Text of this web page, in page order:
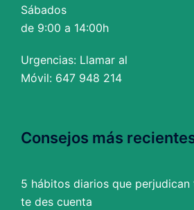
Sábados
de 9:00 a 14:00h
Urgencias: Llamar al
Móvil: 647 948 214
Consejos más
5 hábitos diarios que perjudican
te des cuenta